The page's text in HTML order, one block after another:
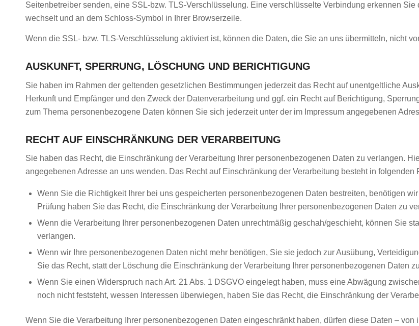
Seitenbetreiber senden, eine SSL-bzw. TLS-Verschlüsselung. Eine verschlüsselte Verbindung erkennen Sie
wechselt und an dem Schloss-Symbol in Ihrer Browserzeile.
Wenn die SSL- bzw. TLS-Verschlüsselung aktiviert ist, können die Daten, die Sie an uns übermitteln, nicht
AUSKUNFT, SPERRUNG, LÖSCHUNG UND BERICHTIGUNG
Sie haben im Rahmen der geltenden gesetzlichen Bestimmungen jederzeit das Recht auf unentgeltliche
Herkunft und Empfänger und den Zweck der Datenverarbeitung und ggf. ein Recht auf Berichtigung,
zum Thema personenbezogene Daten können Sie sich jederzeit unter der im Impressum angegebenen
RECHT AUF EINSCHRÄNKUNG DER VERARBEITUNG
Sie haben das Recht, die Einschränkung der Verarbeitung Ihrer personenbezogenen Daten zu verlangen.
angegebenen Adresse an uns wenden. Das Recht auf Einschränkung der Verarbeitung besteht in folgenden
Wenn Sie die Richtigkeit Ihrer bei uns gespeicherten personenbezogenen Daten bestreiten, benötigen
Prüfung haben Sie das Recht, die Einschränkung der Verarbeitung Ihrer personenbezogenen Daten zu
Wenn die Verarbeitung Ihrer personenbezogenen Daten unrechtmäßig geschah/geschieht, können Sie
verlangen.
Wenn wir Ihre personenbezogenen Daten nicht mehr benötigen, Sie sie jedoch zur Ausübung,
Sie das Recht, statt der Löschung die Einschränkung der Verarbeitung Ihrer personenbezogenen Daten
Wenn Sie einen Widerspruch nach Art. 21 Abs. 1 DSGVO eingelegt haben, muss eine Abwägung
noch nicht feststeht, wessen Interessen überwiegen, haben Sie das Recht, die Einschränkung der
Wenn Sie die Verarbeitung Ihrer personenbezogenen Daten eingeschränkt haben, dürfen diese Daten –